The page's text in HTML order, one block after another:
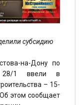
субсидию
на-Дону по
28/1 ввели в
– 15-
этом сообщает